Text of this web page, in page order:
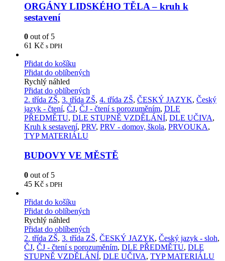
ORGÁNY LIDSKÉHO TĚLA – kruh k
sestavení
0 out of 5
61 Kč s DPH
Přidat do košíku
Přidat do oblíbených
Rychlý náhled
Přidat do oblíbených
2. třída ZŠ, 3. třída ZŠ, 4. třída ZŠ, ČESKÝ JAZYK, Český
jazyk - čtení, ČJ, ČJ - čtení s porozuměním, DLE
PŘEDMĚTU, DLE STUPNĚ VZDĚLÁNÍ, DLE UČIVA,
Kruh k sestavení, PRV, PRV - domov, škola, PRVOUKA,
TYP MATERIÁLU
BUDOVY VE MĚSTĚ
0 out of 5
45 Kč s DPH
Přidat do košíku
Přidat do oblíbených
Rychlý náhled
Přidat do oblíbených
2. třída ZŠ, 3. třída ZŠ, ČESKÝ JAZYK, Český jazyk - sloh,
ČJ, ČJ - čtení s porozuměním, DLE PŘEDMĚTU, DLE
STUPNĚ VZDĚLÁNÍ, DLE UČIVA, TYP MATERIÁLU